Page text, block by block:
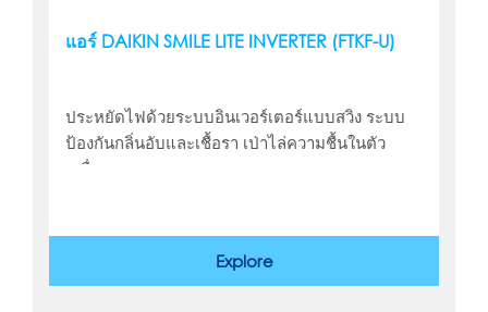
แอร์ DAIKIN SMILE LITE INVERTER (FTKF-U)
ประหยัดไฟด้วยระบบอินเวอร์เตอร์แบบสวิง ระบบ
ป้องกันกลิ่นอับและเชื้อรา เป่าไล่ความชื้นในตัว
เครื่อง
Explore